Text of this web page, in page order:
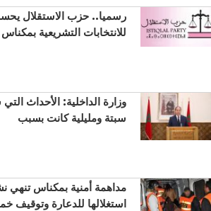
رسميا.. حزب الاستقلال
للانتخابات التشريعية بمكناس
وزارة الداخلية: الأحداث
سبتة ومليلية كانت بسبب
مداهمة أمنية بمكناس
استغلالها للدعارة